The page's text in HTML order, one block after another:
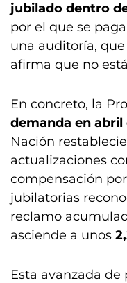
jubilado dentro
por el que se
una auditoría,
afirma que no
En concreto, la
demanda en abril
Nación
actualizaciones
compensación
jubilatorias
reclamo
asciende a unos
Esta avanzada